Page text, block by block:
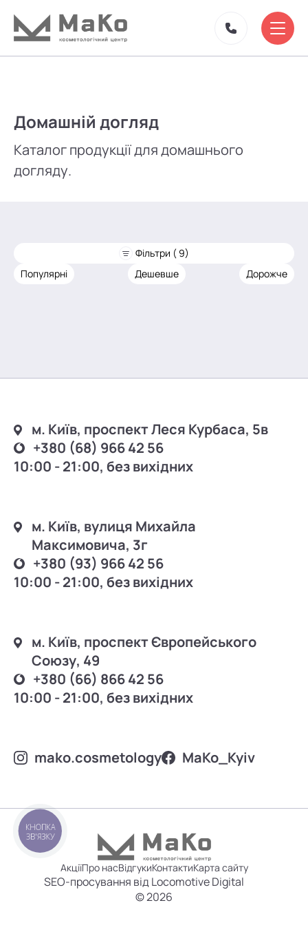
Домашній догляд
Каталог продукції для домашнього
догляду.
Фільтри ( 9)
Популярні
Дешевше Дорожче
м. Київ, проспект Леся Курбаса, 5в
+380 (68) 966 42 56
10:00 - 21:00, без вихідних
м. Київ, вулиця Михайла
Максимовича, 3г
+380 (93) 966 42 56
10:00 - 21:00, без вихідних
м. Київ, проспект Європейського
Союзу, 49
+380 (66) 866 42 56
10:00 - 21:00, без вихідних
mako.cosmetology MаKo_Kyiv
АкціїПро насВідгукиКонтактиКарта сайту
SEO-просування від Locomotive Digital
© 2026
КНОПКА
ЗВ'ЯЗКУ